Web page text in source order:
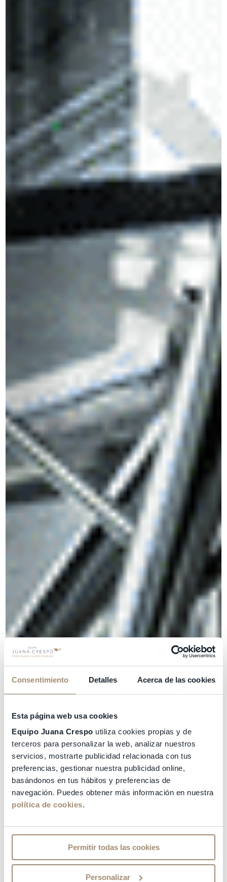
Consentimiento Detalles Acerca de las cookies
Esta página web usa cookies
Equipo Juana Crespo utiliza cookies propias y de
terceros para personalizar la web, analizar nuestros
servicios, mostrarte publicidad relacionada con tus
preferencias, gestionar nuestra publicidad online,
basándonos en tus hábitos y preferencias de
navegación. Puedes obtener más información en nuestra
política de cookies.
Permitir todas las cookies
Personalizar